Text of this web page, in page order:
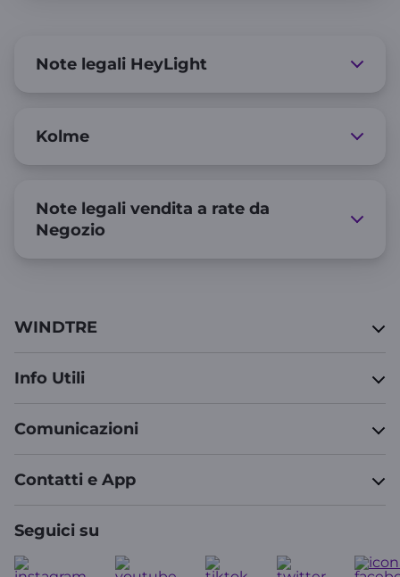
Note legali HeyLight
Kolme
Note legali vendita a rate da
Negozio
WINDTRE
Info Utili
Comunicazioni
Contatti e App
Seguici su